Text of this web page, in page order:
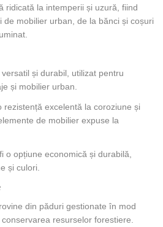
ridicată la intemperii și uzură, fiind
de mobilier urban, de la bănci și coșuri
și durabil, utilizat pentru
și mobilier urban.
rezistență excelentă la coroziune și
de mobilier expuse la
o opțiune economică și durabilă,
și culori.
din păduri gestionate în mod
resurselor forestiere.